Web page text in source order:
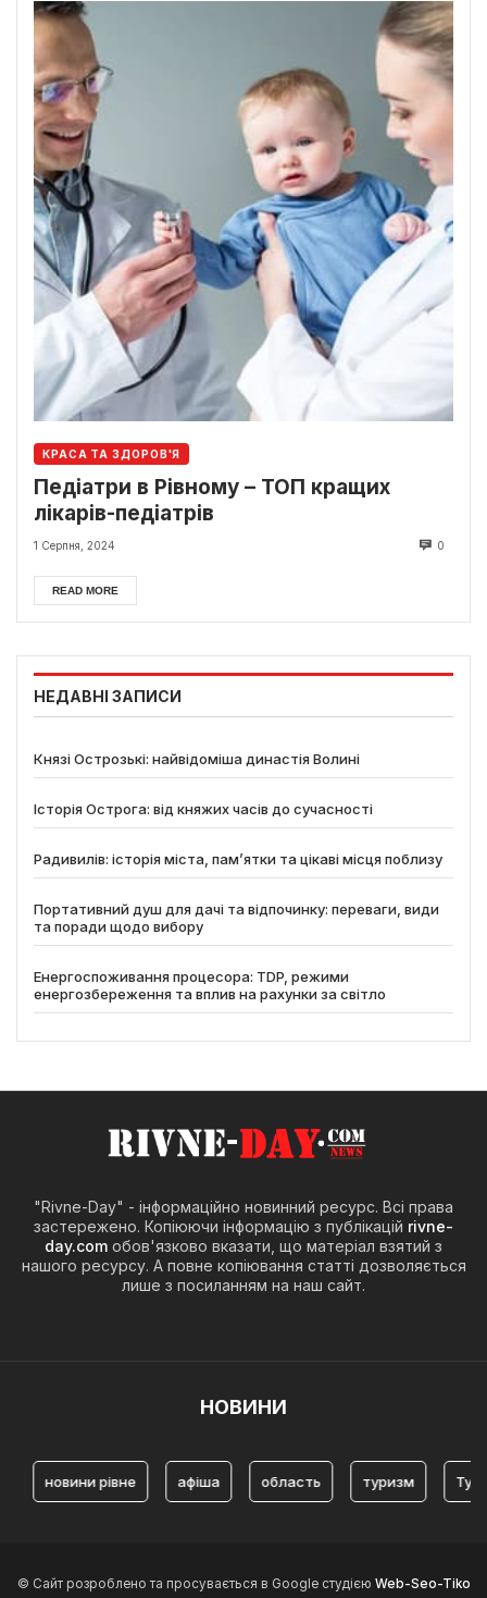
КРАСА ТА ЗДОРОВ'Я
Педіатри в Рівному – ТОП кращих
лікарів-педіатрів
1 Серпня, 2024 0
READ MORE
НЕДАВНІ ЗАПИСИ
Князі Острозькі: найвідоміша династія Волині
Історія Острога: від княжих часів до сучасності
Радивилів: історія міста, пам’ятки та цікаві місця поблизу
Портативний душ для дачі та відпочинку: переваги, види
та поради щодо вибору
Енергоспоживання процесора: TDP, режими
енергозбереження та вплив на рахунки за світло
"Rivne-Day" - інформаційно новинний ресурс. Всі права
застережено. Копіюючи інформацію з публікацій rivne-
day.com обов'язково вказати, що матеріал взятий з
нашого ресурсу. А повне копіювання статті дозволяється
лише з посиланням на наш сайт.
НОВИНИ
рівне афіша область туризм Туризм Рівне
© Сайт розроблено та просувається в Google студією Web-Seo-Tiko